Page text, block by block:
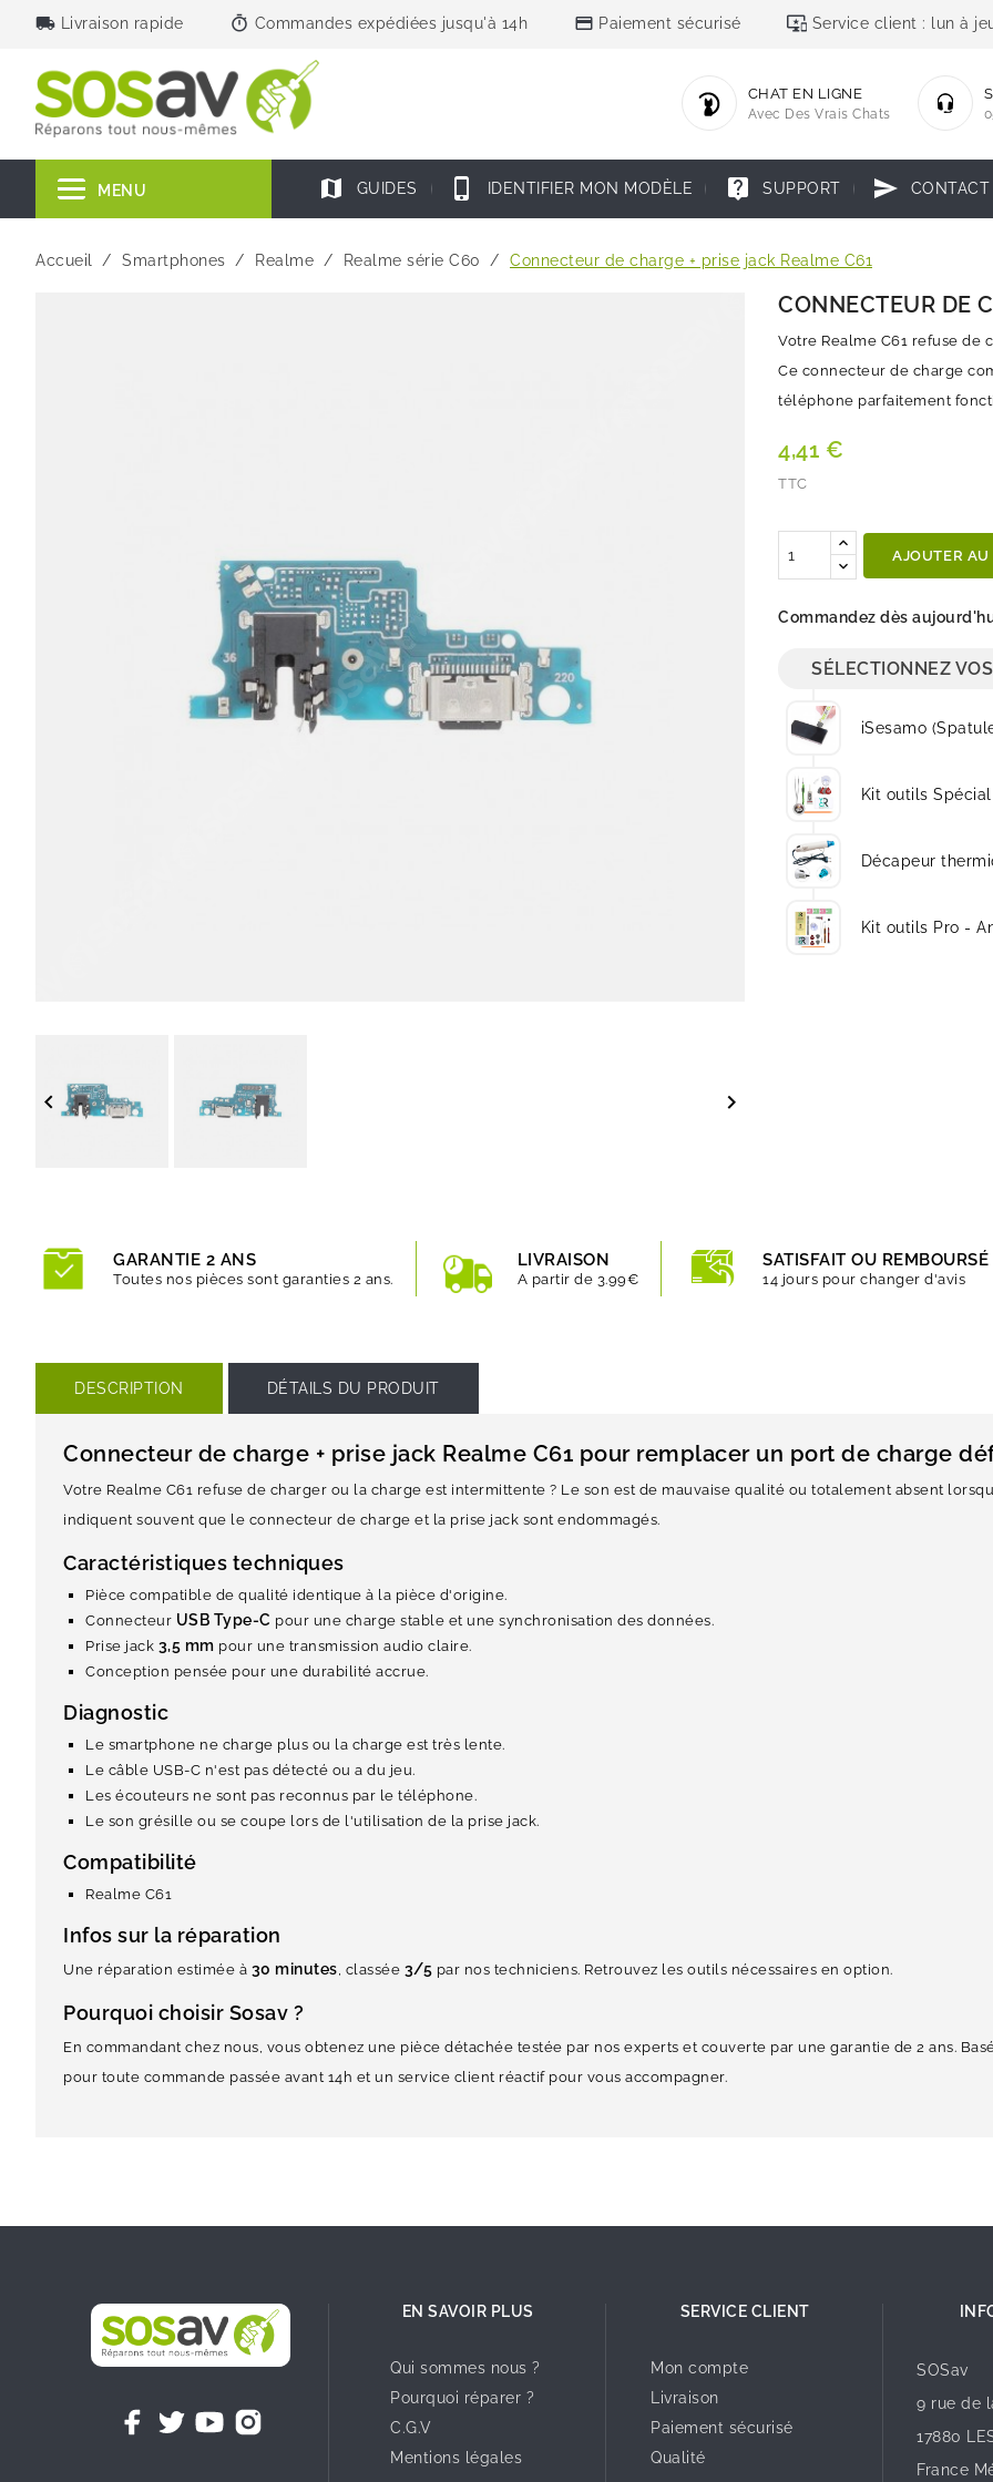
local_shipping Livraison rapide timer Commandes expédiées jusqu'à 14h credit_card Paiement sécurisé important_devices Service client : lun à
CHAT EN LIGNE
Avec Des Vrais Chats
MENU map GUIDES phone_iphone IDENTIFIER MON MODÈLE live_help SUPPORT send CONTACT
Accueil Smartphones Realme Realme série C60 Connecteur de charge + prise jack Realme C61
 
CONNECTEUR DE
Votre Realme C61 refuse de
Ce connecteur de charge
téléphone parfaitement
4,41 €
TTC
AJOUTER AU
Commandez dès
SÉLECTIONNEZ
iSesamo
Kit outils Spécial
Décapeur
Kit outils Pro -
GARANTIE 2 ANS
Toutes nos pièces sont garanties 2 ans.
LIVRAISON
A partir de 3.99€
SATISFAIT OU REMBOURSÉ
14 jours pour changer d'avis
DESCRIPTION DÉTAILS DU PRODUIT
Connecteur de charge + prise jack Realme C61 pour remplacer un port de charge
Votre Realme C61 refuse de charger ou la charge est intermittente ? Le son est de mauvaise qualité ou totalement absent
indiquent souvent que le connecteur de charge et la prise jack sont endommagés.
Caractéristiques techniques
Pièce compatible de qualité identique à la pièce d'origine.
Connecteur USB Type-C pour une charge stable et une synchronisation des données.
Prise jack 3,5 mm pour une transmission audio claire.
Conception pensée pour une durabilité accrue.
Diagnostic
Le smartphone ne charge plus ou la charge est très lente.
Le câble USB-C n'est pas détecté ou a du jeu.
Les écouteurs ne sont pas reconnus par le téléphone.
Le son grésille ou se coupe lors de l'utilisation de la prise jack.
Compatibilité
Realme C61
Infos sur la réparation
Une réparation estimée à 30 minutes, classée 3/5 par nos techniciens. Retrouvez les outils nécessaires en option.
Pourquoi choisir Sosav ?
En commandant chez nous, vous obtenez une pièce détachée testée par nos experts et couverte par une garantie de 2 ans.
pour toute commande passée avant 14h et un service client réactif pour vous accompagner.
EN SAVOIR PLUS
Qui sommes nous ?
Pourquoi réparer ?
C.G.V
Mentions légales
SERVICE CLIENT
Mon compte
Livraison
Paiement sécurisé
Qualité
SOSav
9 rue de
17880
France